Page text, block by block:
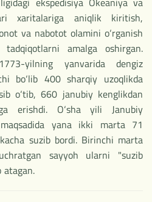
xaritalariga aniqlik kiritish,
va nabotot olamini o‘rganish
amalga oshirgan.
yilning yanvarida dengiz
bo‘lib 400 sharqiy uzoqlikda
o‘tib, 660 janubiy kenglikdan
erishdi. O‘sha yili Janubiy
yana ikki marta 71
suzib bordi. Birinchi marta
sayyoh ularni "suzib
atagan.